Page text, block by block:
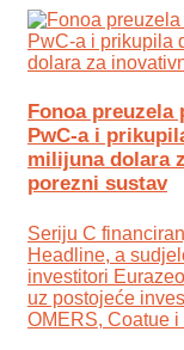
Fonoa
PwC-a i
milijuna dolara
porezni sustav
Seriju C
Headline, a
investitori
uz postojeće
OMERS, Coatue